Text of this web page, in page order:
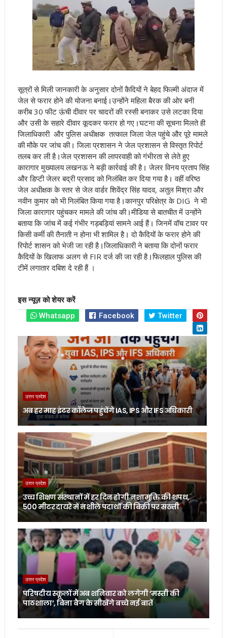
सूत्रों से मिली जानकारी के अनुसार दोनों कैदियों ने बेहद फिल्मी अंदाज में
जेल से फरार होने की योजना बनाई।उन्होंने महिला बैरक की ओर बनी
करीब 30 फीट ऊंची दीवार पर चादरों की रस्सी बनाकर उसे लटका दिया
और उसी के सहारे दीवार कूदकर फरार हो गए।घटना की सूचना मिलते ही
जिलाधिकारी और पुलिस अधीक्षक तत्काल जिला जेल पहुंचे और पूरे मामले
की मौके पर जांच की। जिला प्रशासन ने जेल प्रशासन से विस्तृत रिपोर्ट
तलब कर ली है।जेल प्रशासन की लापरवाही को गंभीरता से लेते हुए
कारागार मुख्यालय लखनऊ ने बड़ी कार्रवाई की है। जेलर विनय प्रताप सिंह
और डिप्टी जेलर बद्री प्रसाद को निलंबित कर दिया गया है। वहीं वरिष्ठ
जेल अधीक्षक के स्तर से जेल वार्डर शिवेंद्र सिंह यादव, अतुल मिश्रा और
नवीन कुमार को भी निलंबित किया गया है।कानपुर परिक्षेत्र के DIG ने भी
जिला कारागार पहुंचकर मामले की जांच की।मीडिया से बातचीत में उन्होंने
बताया कि जांच में कई गंभीर गड़बड़ियां सामने आई हैं। जिनमें वॉच टावर पर
किसी कर्मी की तैनाती न होना भी शामिल है। दो कैदियों के फरार होने की
रिपोर्ट शासन को भेजी जा रही है।जिलाधिकारी ने बताया कि दोनों फरार
कैदियों के खिलाफ अलग से FIR दर्ज की जा रही है।फिलहाल पुलिस की
टीमें लगातार दबिश दे रही हैं।
इस न्यूज़ को शेयर करें
Whatsapp
Facebook Twitter
उत्तर प्रदेश
अब हर माह इंटर कॉलेज पहुंचेंगे IAS, IPS और IFS अधिकारी
उत्तर प्रदेश
उच्च शिक्षण संस्थानों में हर दिन होगी नशामुक्ति की शपथ,
500 मीटर दायरे में नशीले पदार्थों की बिक्री पर सख्ती
उत्तर प्रदेश
परिषदीय स्कूलों में अब शनिवार को लगेगी ‘मस्ती की
पाठशाला’, बिना बैग के सीखेंगे बच्चे नई बातें